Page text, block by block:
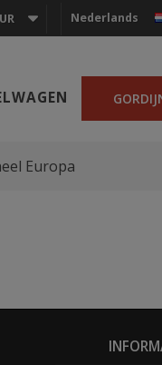
Nederlands
Europa